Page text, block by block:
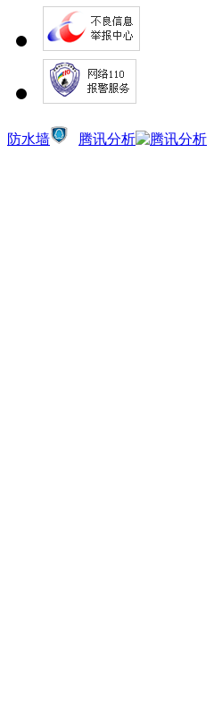
防水墙 腾讯分析